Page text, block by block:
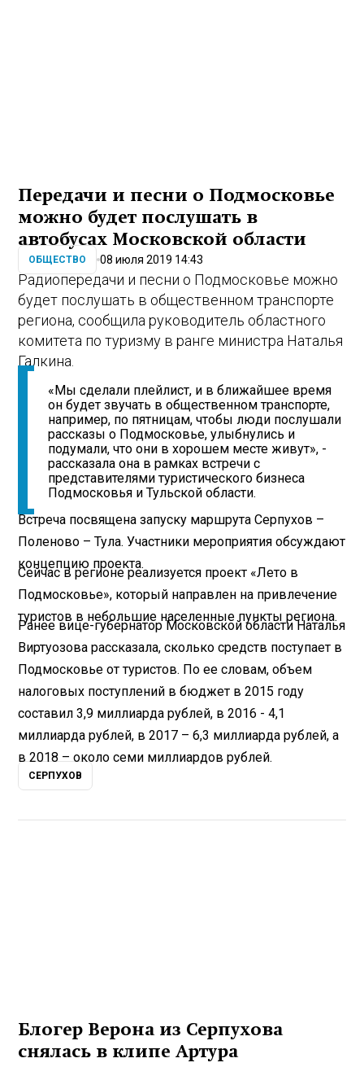
Передачи и песни о Подмосковье
можно будет послушать в
автобусах Московской области
ОБЩЕСТВО 08 июля 2019 14:43
Радиопередачи и песни о Подмосковье можно
будет послушать в общественном транспорте
региона, сообщила руководитель областного
комитета по туризму в ранге министра Наталья
Галкина.
«Мы сделали плейлист, и в ближайшее время
он будет звучать в общественном транспорте,
например, по пятницам, чтобы люди послушали
рассказы о Подмосковье, улыбнулись и
подумали, что они в хорошем месте живут», -
рассказала она в рамках встречи с
представителями туристического бизнеса
Подмосковья и Тульской области.
Встреча посвящена запуску маршрута Серпухов –
Поленово – Тула. Участники мероприятия обсуждают
концепцию проекта.
Сейчас в регионе реализуется проект «Лето в
Подмосковье», который направлен на привлечение
туристов в небольшие населенные пункты региона.
Ранее вице-губернатор Московской области Наталья
Виртуозова рассказала, сколько средств поступает в
Подмосковье от туристов. По ее словам, объем
налоговых поступлений в бюджет в 2015 году
составил 3,9 миллиарда рублей, в 2016 - 4,1
миллиарда рублей, в 2017 – 6,3 миллиарда рублей, а
в 2018 – около семи миллиардов рублей.
СЕРПУХОВ
Блогер Верона из Серпухова
снялась в клипе Артура